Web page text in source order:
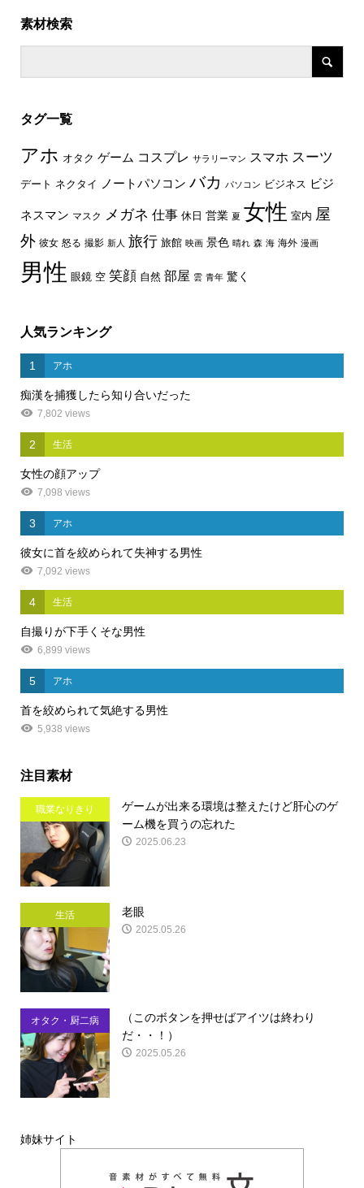
素材検索
タグ一覧
アホ オタク ゲーム コスプレ サラリーマン スマホ スーツ
デート ネクタイ ノートパソコン バカ パソコン ビジネス ビジ
ネスマン マスク メガネ 仕事 休日 営業 夏 女性 室内 屋
外 彼女 怒る 撮影 新人 旅行 旅館 映画 景色 晴れ 森 海 海外 漫画
男性 眼鏡 空 笑顔 自然 部屋 雲 青年 驚く
人気ランキング
1 アホ
痴漢を捕獲したら知り合いだった
7,802 views
2 生活
女性の顔アップ
7,098 views
3 アホ
彼女に首を絞められて失神する男性
7,092 views
4 生活
自撮りが下手くそな男性
6,899 views
5 アホ
首を絞められて気絶する男性
5,938 views
注目素材
職業なりきり
ゲームが出来る環境は整えたけど肝心のゲ
ーム機を買うの忘れた
2025.06.23
生活 老眼
2025.05.26
オタク・厨二病
（このボタンを押せばアイツは終わり
だ・・！）
2025.05.26
姉妹サイト